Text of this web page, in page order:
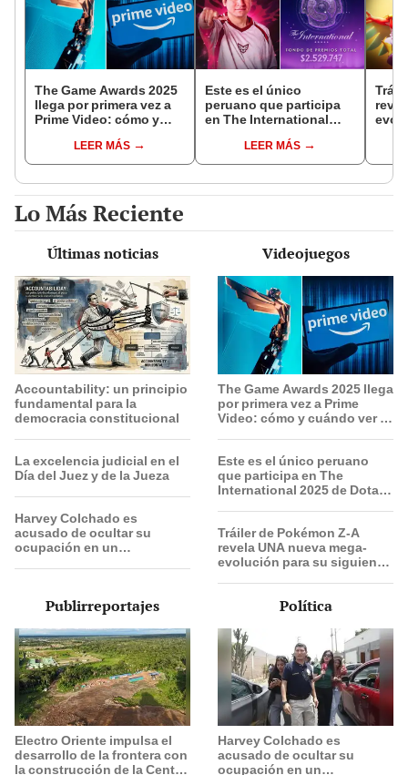
The Game Awards 2025
llega por primera vez a
Prime Video: cómo y
LEER MÁS
Este es el único
peruano que participa
en The International
equipo Heroic
LEER MÁS
Lo Más Reciente
Últimas noticias
Accountability: un principio
fundamental para la
democracia constitucional
La excelencia judicial en el
Día del Juez y de la Jueza
Harvey Colchado es
acusado de ocultar su
ocupación en un
Videojuegos
The Game Awards 2025 llega
por primera vez a Prime
Video: cómo y cuándo ver el
Este es el único peruano
que participa en The
International 2025 de Dota 2
Tráiler de Pokémon Z-A
revela UNA nueva mega-
evolución para su siguiente
Publirreportajes
Electro Oriente impulsa el
desarrollo de la frontera con
la construcción de la Central
Política
Harvey Colchado es
acusado de ocultar su
ocupación en un